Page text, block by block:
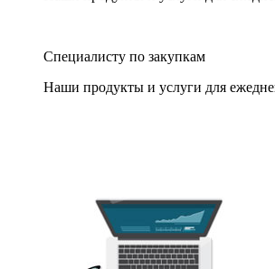
Специалисту по закупкам
Наши продукты и услуги для